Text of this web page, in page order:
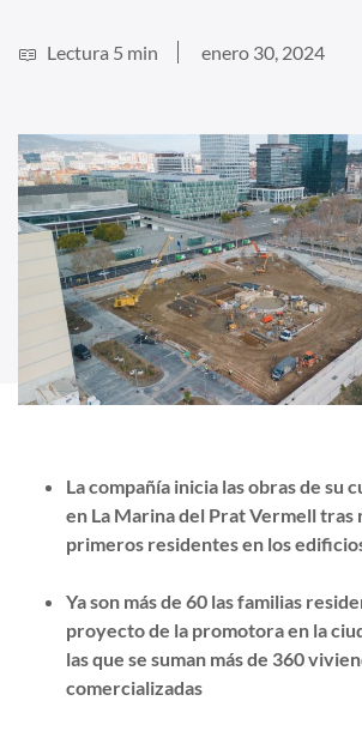
Lectura 5 min enero 30, 2024
La compañía inicia las obras de su
en La Marina del Prat Vermell tras
primeros residentes en los
Ya son más de 60 las familias
proyecto de la promotora en la
las que se suman más de 360
comercializadas